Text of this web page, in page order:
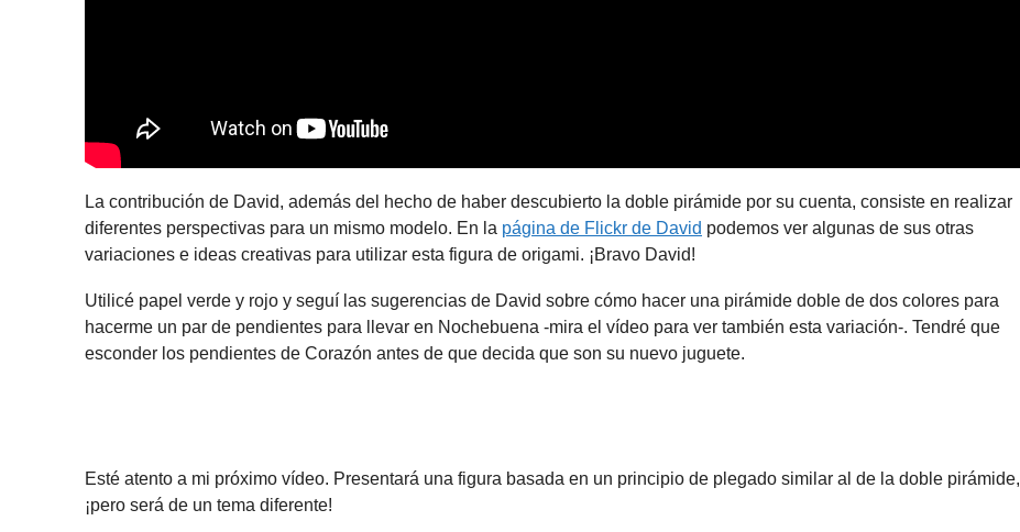
La contribución de David, además del hecho de haber descubierto la doble pirámide por su cuenta, consiste en realizar
diferentes perspectivas para un mismo modelo. En la página de Flickr de David podemos ver algunas de sus otras
variaciones e ideas creativas para utilizar esta figura de origami. ¡Bravo David!
Utilicé papel verde y rojo y seguí las sugerencias de David sobre cómo hacer una pirámide doble de dos colores para
hacerme un par de pendientes para llevar en Nochebuena -mira el vídeo para ver también esta variación-. Tendré que
esconder los pendientes de Corazón antes de que decida que son su nuevo juguete.
Esté atento a mi próximo vídeo. Presentará una figura basada en un principio de plegado similar al de la doble pirámide,
¡pero será de un tema diferente!